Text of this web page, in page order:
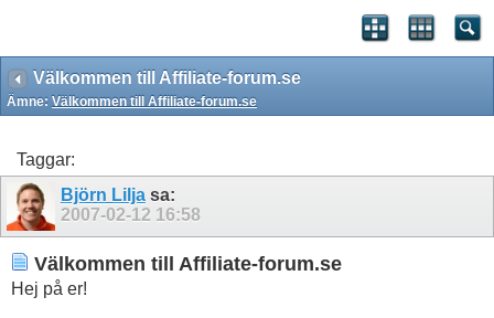
Välkommen till Affiliate-forum.se
Ämne: Välkommen till Affiliate-forum.se
Taggar:
Björn Lilja sa:
2007-02-12 16:58
Välkommen till Affiliate-forum.se
Hej på er!